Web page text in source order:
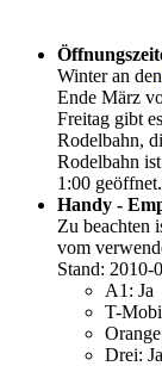
Winter an den
Ende März
Freitag gibt
Rodelbahn,
Rodelbahn
1:00 geöffnet.
Handy -
Zu beachten
vom
Stand: 2010-
A1: Ja
T-
Drei: Ja